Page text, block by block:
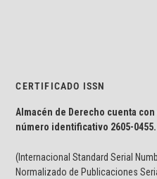
CERTIFICADO ISSN
Almacén de Derecho cuenta
número identificativo 2605-0455.
(Internacional Standard Serial
Normalizado de Publicaciones